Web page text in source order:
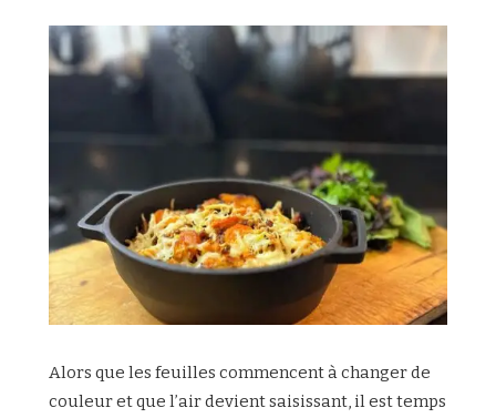
Alors que les feuilles commencent à changer de
couleur et que l’air devient saisissant, il est temps